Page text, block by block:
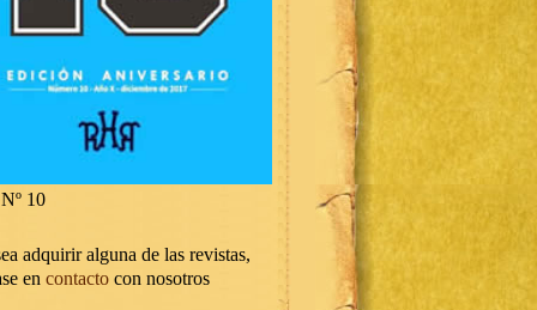
10
adquirir alguna de las revistas,
en contacto con nosotros